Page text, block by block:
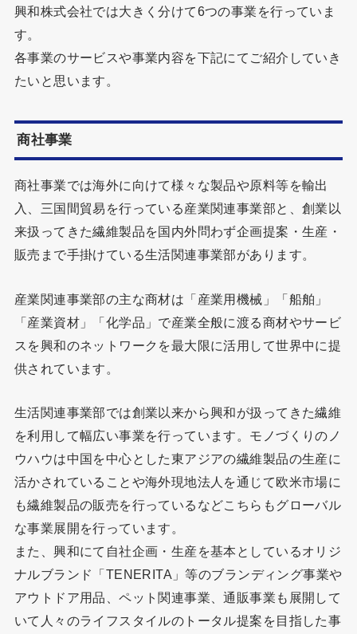
興和株式会社では大きく分けて6つの事業を行っていま
す。
各事業のサービスや事業内容を下記にてご紹介していき
たいと思います。
商社事業
商社事業では海外に向けて様々な製品や原料等を輸出
入、三国間貿易を行っている産業関連事業部と、創業以
来扱ってきた繊維製品を国内外問わず企画提案・生産・
販売まで手掛けている生活関連事業部があります。
産業関連事業部の主な商材は「産業用機械」「船舶」
「産業資材」「化学品」で産業全般に渡る商材やサービ
スを興和のネットワークを最大限に活用して世界中に提
供されています。
生活関連事業部では創業以来から興和が扱ってきた繊維
を利用して幅広い事業を行っています。モノづくりのノ
ウハウは中国を中心とした東アジアの繊維製品の生産に
活かされていることや海外現地法人を通じて欧米市場に
も繊維製品の販売を行っているなどこちらもグローバル
な事業展開を行っています。
また、興和にて自社企画・生産を基本としているオリジ
ナルブランド「TENERITA」等のブランディング事業や
アウトドア用品、ペット関連事業、通販事業も展開して
いて人々のライフスタイルのトータル提案を目指した事